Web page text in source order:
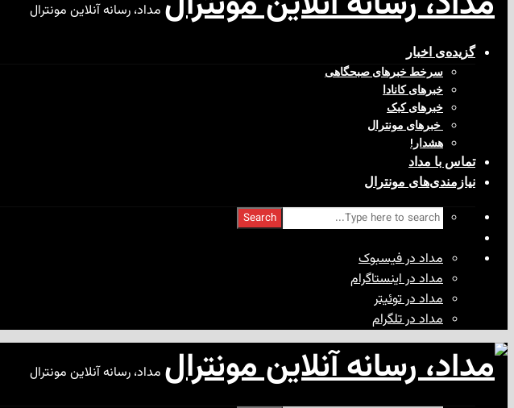
مداد، رسانه آنلاین مونترال
گزیده‌ی‌ اخبار
سرخط خبرهای صبحگاهی
خبرهای کانادا
خبرهای کبک
‌ خبرهای مونترال
هشدار!
تماس با مداد
نیازمندی‌های مونترال
Search
مداد در فیسبوک
مداد در اینستاگرام
مداد در توئیتر
مداد در تلگرام
مداد، رسانه آنلاین مونترال